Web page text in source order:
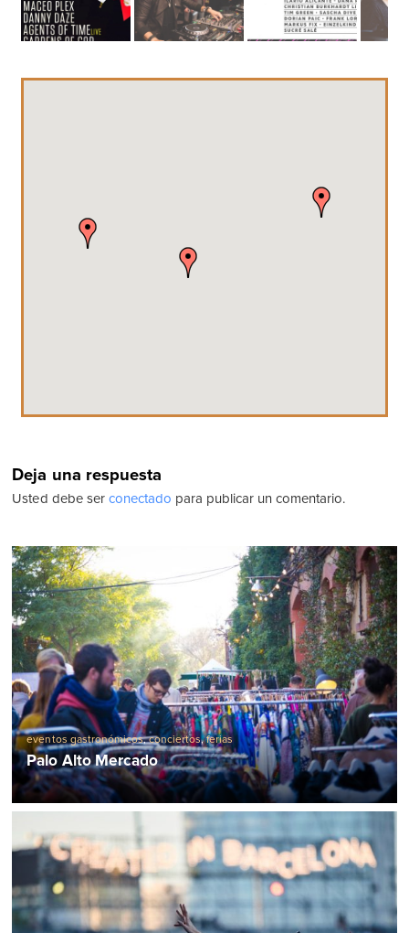
Deja una respuesta
Usted debe ser conectado para publicar un comentario.
eventos gastronómicos,conciertos,ferias
Palo Alto Mercado